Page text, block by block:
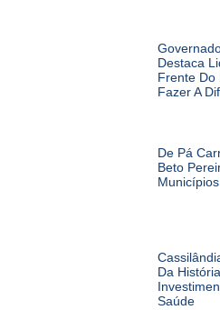
Destaca
Frente Do
Fazer A
De Pá
Beto
Da
Saúde